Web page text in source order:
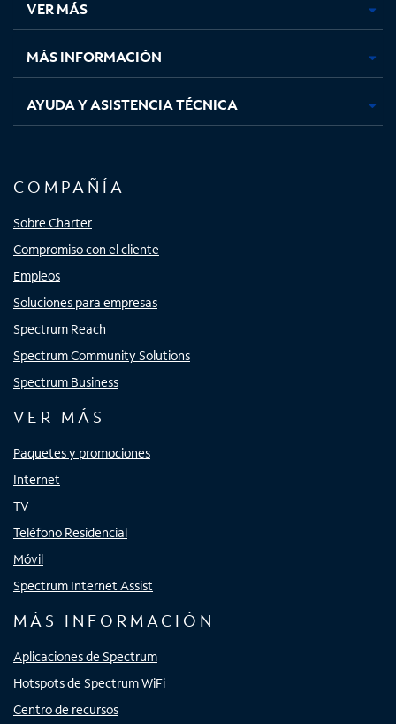
pestaña
nueva
pestaña
nueva
pestaña
nuevanueva
VER MÁS
MÁS INFORMACIÓN
AYUDA Y ASISTENCIA TÉCNICA
COMPAÑÍA
Sobre Charter
Compromiso con el cliente
Empleos
Soluciones para empresas
Spectrum Reach
Spectrum Community Solutions
Spectrum Business
VER MÁS
Paquetes y promociones
Internet
TV
Teléfono Residencial
Móvil
Spectrum Internet Assist
MÁS INFORMACIÓN
Aplicaciones de Spectrum
Hotspots de Spectrum WiFi
Centro de recursos